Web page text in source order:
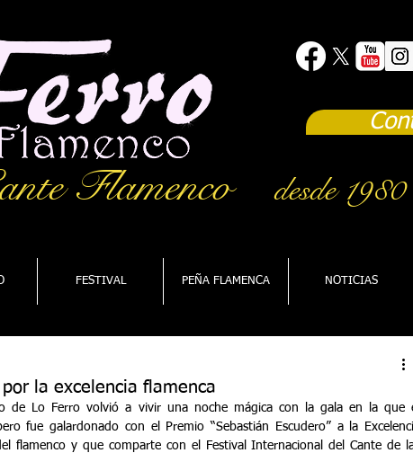
Flamencodesde 1980
FESTIVAL PEÑA FLAMENCA NOTICIAS
la excelencia flamenca
de Lo Ferro volvió a vivir una noche mágica con la gala en la que
fue galardonado con el Premio “Sebastián Escudero” a la
flamenco y que comparte con el Festival Internacional del Cante de